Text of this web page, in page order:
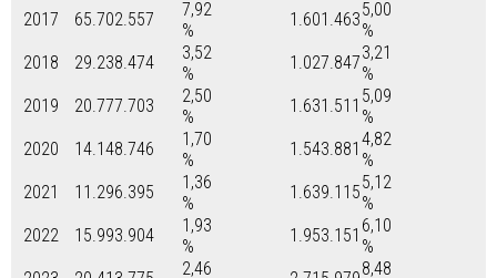
2017
65.702.557
7,92
%
1.601.4635,00
%
2018
29.238.474
3,52
%
1.027.8473,21
%
2019
20.777.703
2,50
%
1.631.511 5,09
%
2020
14.148.746
1,70
%
1.543.881 4,82
%
2021
11.296.395
1,36
%
1.639.1155,12
%
2022
15.993.904
1,93
%
1.953.151 6,10
%
2,46
8,48